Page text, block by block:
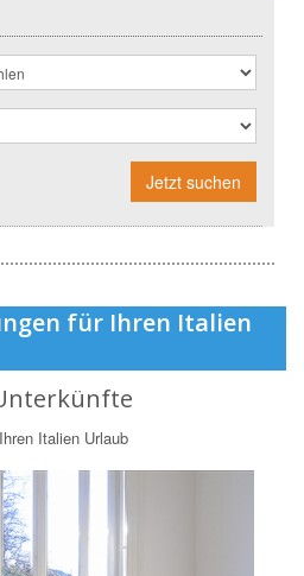
Jetzt suchen
für Ihren Italien
Italien Urlaub